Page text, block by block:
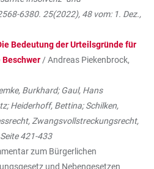
6380. 25(2022), 48 vom: 1. Dez.,
Bedeutung der Urteilsgründe für
/ Andreas Piekenbrock,
Burkhard; Gaul, Hans
Heiderhoff, Bettina; Schilken,
Zwangsvollstreckungsrecht,
421-433
zum Bürgerlichen
und Nebengesetzen